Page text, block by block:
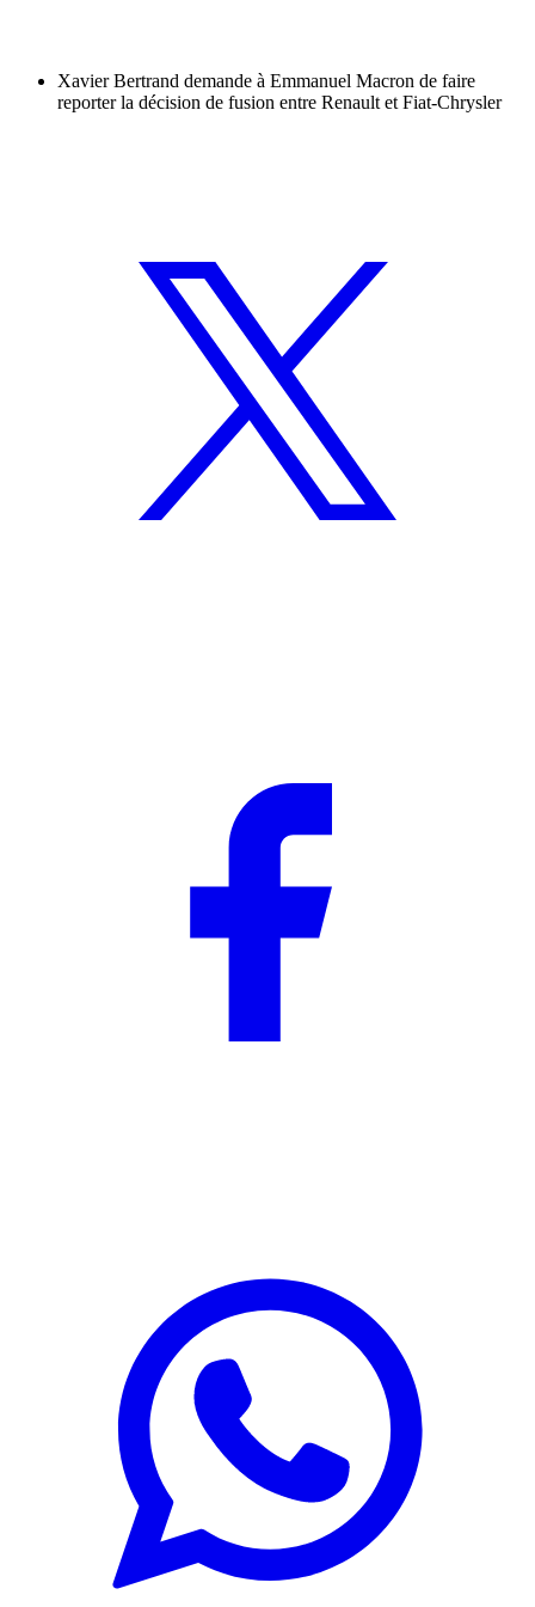
Xavier Bertrand demande à Emmanuel Macron de faire
reporter la décision de fusion entre Renault et Fiat-Chrysler